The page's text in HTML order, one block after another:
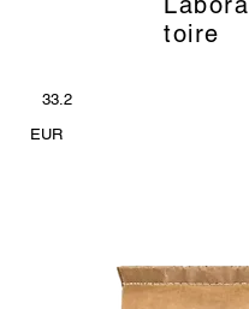
toire
33.2
EUR